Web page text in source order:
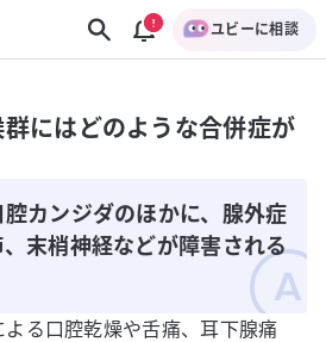
ユビーに相談
にはどのような合併症が
カンジダのほかに、腺外症
末梢神経などが障害される
よる口腔乾燥や舌痛、耳下腺痛